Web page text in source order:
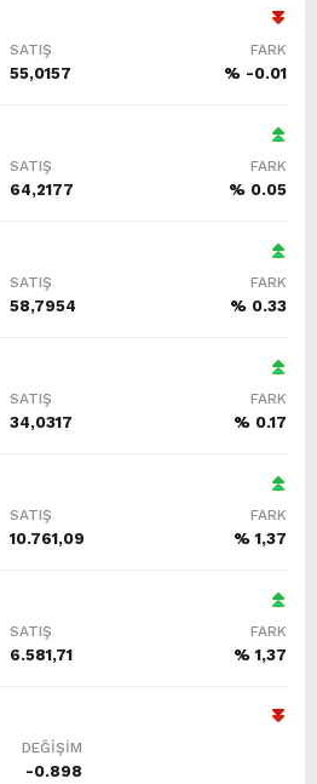
SATIŞ FARK
55,0157 % -0.01
SATIŞ FARK
64,2177 % 0.05
SATIŞ FARK
58,7954 % 0.33
SATIŞ FARK
34,0317 % 0.17
SATIŞ FARK
10.761,09 % 1,37
SATIŞ FARK
6.581,71 % 1,37
DEĞİŞİM
-0.898